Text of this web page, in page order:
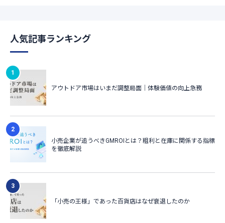
人気記事ランキング